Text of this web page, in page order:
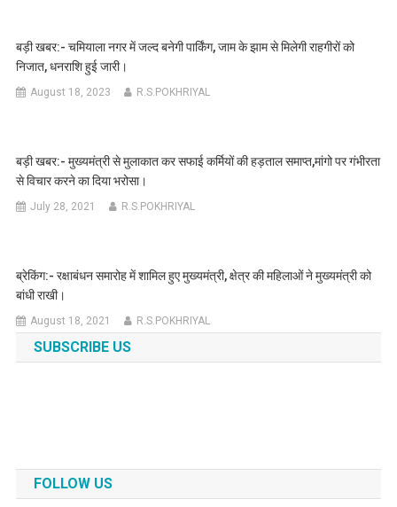
बड़ी खबर:- चमियाला नगर में जल्द बनेगी पार्किंग, जाम के झाम से मिलेगी राहगीरों को
निजात, धनराशि हुई जारी।
August 18, 2023 R.S.POKHRIYAL
बड़ी खबर:- मुख्यमंत्री से मुलाकात कर सफाई कर्मियों की हड़ताल समाप्त,मांगो पर गंभीरता
से विचार करने का दिया भरोसा।
July 28, 2021 R.S.POKHRIYAL
ब्रेकिंग:- रक्षाबंधन समारोह में शामिल हुए मुख्यमंत्री, क्षेत्र की महिलाओं ने मुख्यमंत्री को
बांधी राखी।
August 18, 2021 R.S.POKHRIYAL
SUBSCRIBE US
FOLLOW US